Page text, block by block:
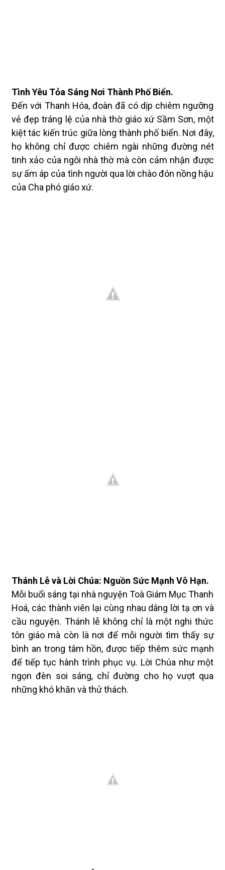
Tình Yêu Tỏa Sáng Nơi Thành Phố Biển.
Đến với Thanh Hóa, đoàn đã có dịp chiêm ngưỡng
vẻ đẹp tráng lệ của nhà thờ giáo xứ Sầm Sơn, một
kiệt tác kiến trúc giữa lòng thành phố biển. Nơi đây,
họ không chỉ được chiêm ngài những đường nét
tinh xảo của ngôi nhà thờ mà còn cảm nhận được
sự ấm áp của tình người qua lời chào đón nồng hậu
của Cha phó giáo xứ.
Thánh Lễ và Lời Chúa: Nguồn Sức Mạnh Vô Hạn.
Mỗi buổi sáng tại nhà nguyện Toà Giám Mục Thanh
Hoá, các thành viên lại cùng nhau dâng lời tạ ơn và
cầu nguyện. Thánh lễ không chỉ là một nghi thức
tôn giáo mà còn là nơi để mỗi người tìm thấy sự
bình an trong tâm hồn, được tiếp thêm sức mạnh
để tiếp tục hành trình phục vụ. Lời Chúa như một
ngọn đèn soi sáng, chỉ đường cho họ vượt qua
những khó khăn và thử thách.